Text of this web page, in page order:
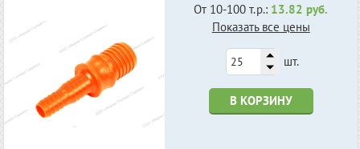
От 10-100 т.р.: 13.82 руб.
Показать все цены
шт.
В КОРЗИНУ